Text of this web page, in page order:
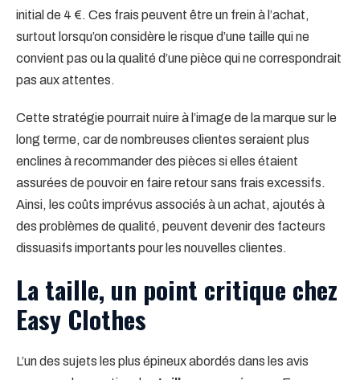
initial de 4 €. Ces frais peuvent être un frein à l’achat,
surtout lorsqu’on considère le risque d’une taille qui ne
convient pas ou la qualité d’une pièce qui ne correspondrait
pas aux attentes.
Cette stratégie pourrait nuire à l’image de la marque sur le
long terme, car de nombreuses clientes seraient plus
enclines à recommander des pièces si elles étaient
assurées de pouvoir en faire retour sans frais excessifs.
Ainsi, les coûts imprévus associés à un achat, ajoutés à
des problèmes de qualité, peuvent devenir des facteurs
dissuasifs importants pour les nouvelles clientes.
La taille, un point critique chez
Easy Clothes
L’un des sujets les plus épineux abordés dans les avis